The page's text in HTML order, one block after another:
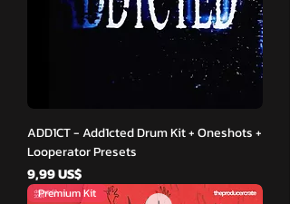
ADD1CT - Add1cted Drum Kit + Oneshots +
Looperator Presets
Cena
9,99 US$
Premium Kit